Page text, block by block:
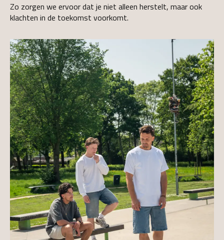
Zo zorgen we ervoor dat je niet alleen herstelt, maar ook
klachten in de toekomst voorkomt.